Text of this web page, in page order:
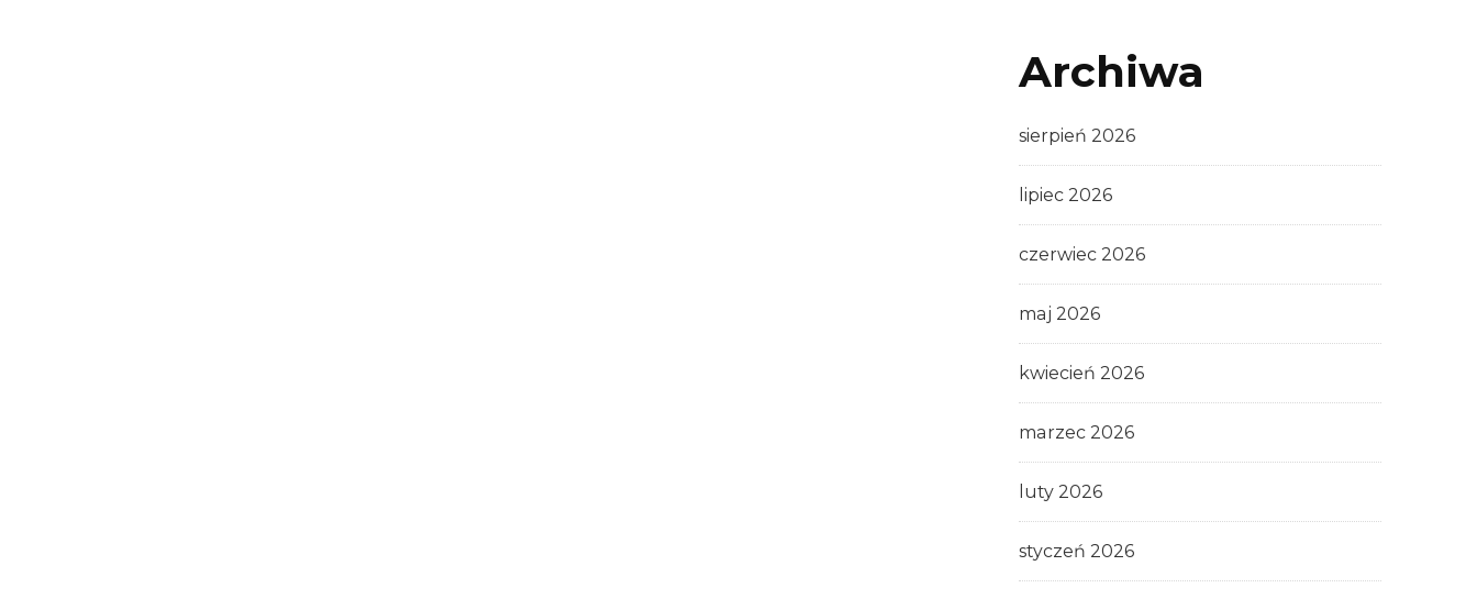
Archiwa
sierpień 2026
lipiec 2026
czerwiec 2026
maj 2026
kwiecień 2026
marzec 2026
luty 2026
styczeń 2026